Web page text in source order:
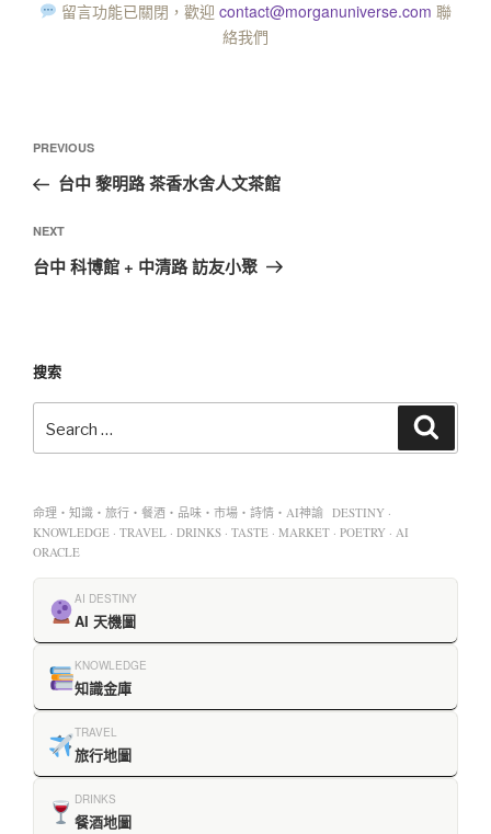
留言功能已關閉，歡迎 contact@morganuniverse.com 聯
絡我們
PREVIOUS
台中 黎明路 茶香水舍人文茶館
NEXT
台中 科博館 + 中清路 訪友小聚
搜索
命理・知識・旅行・餐酒・品味・市場・詩情・AI神諭 DESTINY ·
KNOWLEDGE · TRAVEL · DRINKS · TASTE · MARKET · POETRY · AI
ORACLE
AI DESTINY
AI 天機圖
KNOWLEDGE
知識金庫
TRAVEL
旅行地圖
DRINKS
餐酒地圖